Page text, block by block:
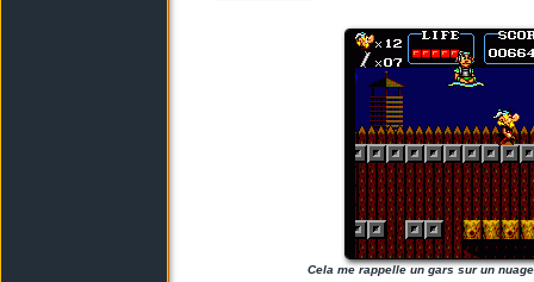
Cela me rappelle un gars sur un